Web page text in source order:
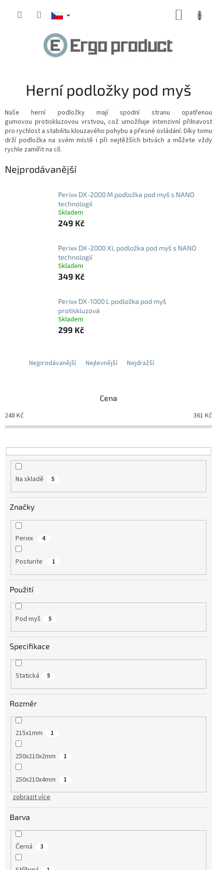
Herní podložky pod myš
Naše herní podložky mají spodní stranu opatřenou
gumovou protiskluzovou vrstvou, což umožňuje intenzivní přilnavost
pro rychlost a stabilitu klouzavého pohybu a přesné ovládání. Díky tomu
drží podložka na svém místě i při nejtěžších bitvách a můžete vždy
rychle zamířit na cíl.
Nejprodávanější
Perixx DX-2000 M podložka pod myš s NANO
technologií
Skladem
249 Kč
Perixx DX-2000 XL podložka pod myš s NANO
technologií
Skladem
349 Kč
Perixx DX-1000 L podložka pod myš
protiskluzová
Skladem
299 Kč
Nejprodávanější Nejlevnější Nejdražší
Cena
248 Kč 361 Kč
Na skladě 5
Značky
Perixx 4
Posturite 1
Použití
Pod myš 5
Specifikace
Statická 5
Rozměr
215x1mm 1
250x210x2mm 1
250x210x4mm 1
zobrazit více
Barva
Černá 3